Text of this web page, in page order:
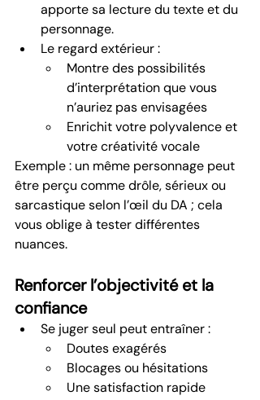
apporte sa lecture du texte et du
personnage.
Le regard extérieur :
Montre des possibilités
d’interprétation que vous
n’auriez pas envisagées
Enrichit votre polyvalence et
votre créativité vocale
Exemple : un même personnage peut
être perçu comme drôle, sérieux ou
sarcastique selon l’œil du DA ; cela
vous oblige à tester différentes
nuances.
Renforcer l’objectivité et la
confiance
Se juger seul peut entraîner :
Doutes exagérés
Blocages ou hésitations
Une satisfaction rapide